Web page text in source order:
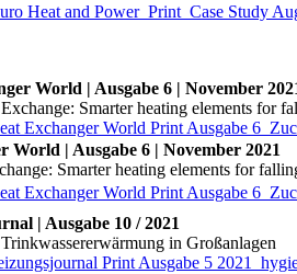
Heat and Power_Print_Case Study
World | Ausgabe 6 | November
Smarter heating elements for
Exchanger World Print Ausgabe
World | Ausgabe 6 | November 2021
Smarter heating elements for
Exchanger World Print Ausgabe
| Ausgabe 10 / 2021
in Großanlagen
Print Ausgabe 5